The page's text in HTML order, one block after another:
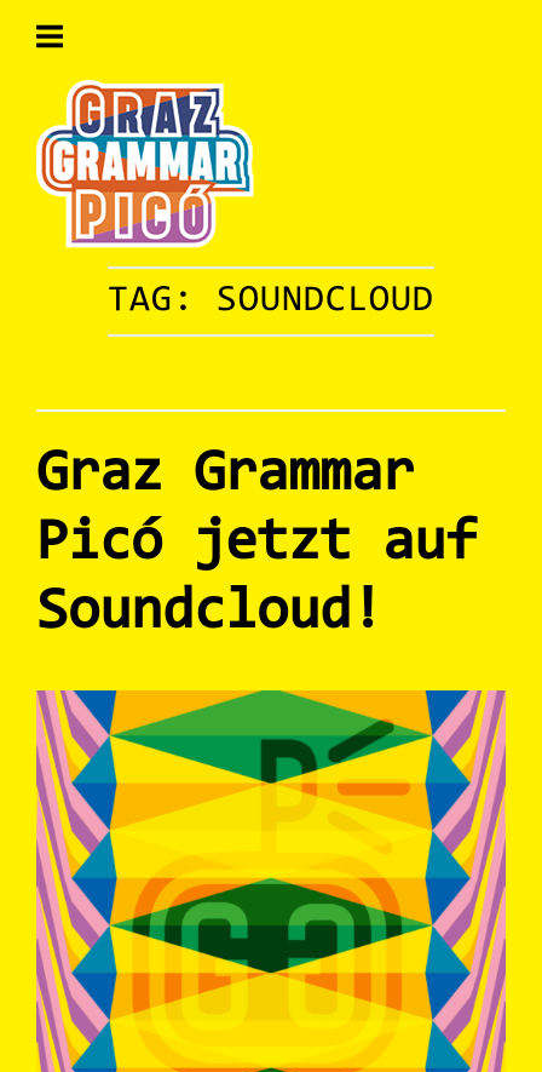
Home
TAG: SOUNDCLOUD
Graz Grammar
Picó jetzt auf
Soundcloud!